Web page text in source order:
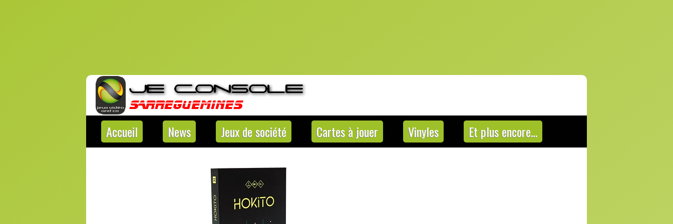
Accueil News Jeux de société Cartes à jouer Vinyles Et plus encore…